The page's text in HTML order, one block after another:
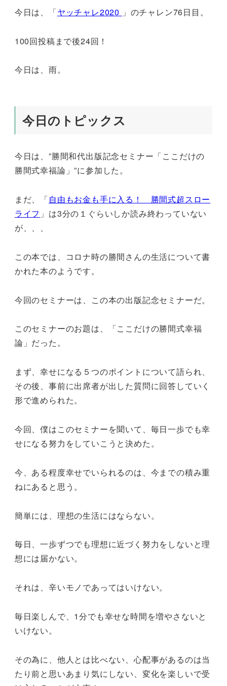
今日は、「ヤッチャレ2020 」のチャレン76日目。
100回投稿まで後24回！
今日は、雨。
今日のトピックス
今日は、”勝間和代出版記念セミナー「ここだけの
勝間式幸福論」”に参加した。
まだ、「自由もお金も手に入る！ 勝間式超スロー
ライフ 」は3分の１ぐらいしか読み終わっていない
が、、、
この本では、コロナ時の勝間さんの生活について書
かれた本のようです。
今回のセミナーは、この本の出版記念セミナーだ。
このセミナーのお題は、「ここだけの勝間式幸福
論」だった。
まず、幸せになる５つのポイントについて語られ、
その後、事前に出席者が出した質問に回答していく
形で進められた。
今回、僕はこのセミナーを聞いて、毎日一歩でも幸
せになる努力をしていこうと決めた。
今、ある程度幸せでいられるのは、今までの積み重
ねにあると思う。
簡単には、理想の生活にはならない。
毎日、一歩ずつでも理想に近づく努力をしないと理
想には届かない。
それは、辛いモノであってはいけない。
毎日楽しんで、1分でも幸せな時間を増やさないと
いけない。
その為に、他人とは比べない、心配事があるのは当
たり前と思いあまり気にしない、変化を楽しいで受